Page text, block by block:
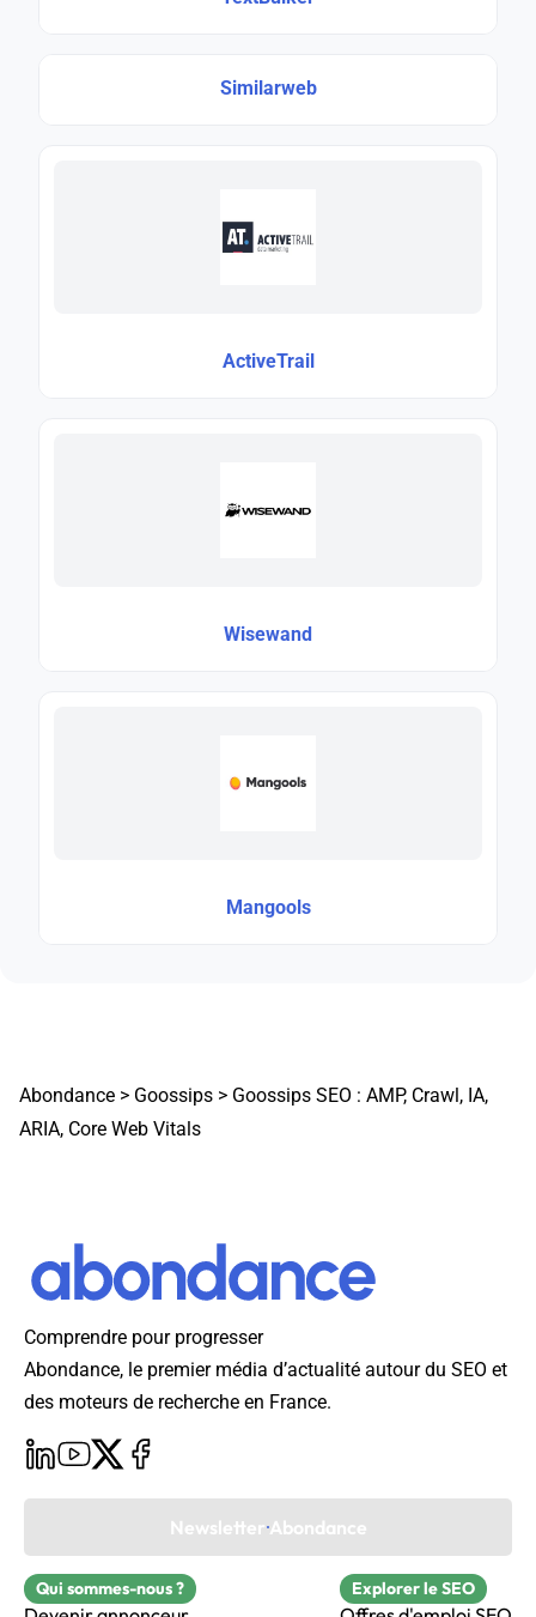
Similarweb
ActiveTrail
Wisewand
Mangools
Abondance > Goossips > Goossips SEO : AMP, Crawl, IA,
ARIA, Core Web Vitals
Comprendre pour progresser
Abondance, le premier média d’actualité autour du SEO et
des moteurs de recherche en France.
Newsletter Abondance
Qui sommes-nous ? Explorer le SEO